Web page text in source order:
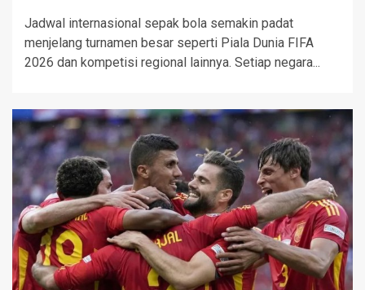
Jadwal internasional sepak bola semakin padat
menjelang turnamen besar seperti Piala Dunia FIFA
2026 dan kompetisi regional lainnya. Setiap negara...